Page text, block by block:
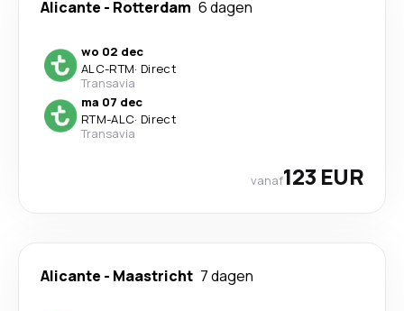
Alicante - Rotterdam 6 dagen
wo 02 dec
ALC-RTM· Direct
Transavia
ma 07 dec
RTM-ALC· Direct
Transavia
vanaf123 EUR
Alicante - Maastricht 7 dagen